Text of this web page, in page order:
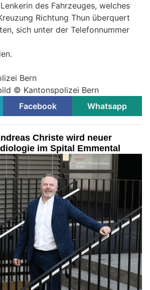
des Fahrzeuges, welches
Richtung Thun überquert
sich unter der Telefonnummer
Bern
© Kantonspolizei Bern
Facebook Whatsapp
Christe wird neuer
im Spital Emmental